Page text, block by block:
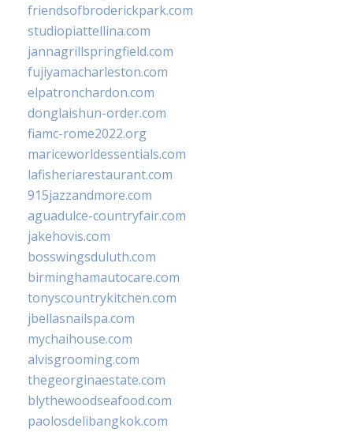
friendsofbroderickpark.com
studiopiattellina.com
jannagrillspringfield.com
fujiyamacharleston.com
elpatronchardon.com
donglaishun-order.com
fiamc-rome2022.org
mariceworldessentials.com
lafisheriarestaurant.com
915jazzandmore.com
aguadulce-countryfair.com
jakehovis.com
bosswingsduluth.com
birminghamautocare.com
tonyscountrykitchen.com
jbellasnailspa.com
mychaihouse.com
alvisgrooming.com
thegeorginaestate.com
blythewoodseafood.com
paolosdelibangkok.com